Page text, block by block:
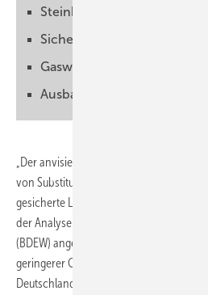
Steinkohlestrom ist kein
Sicherheitsreserve
Gaswirtschaft
Ausbau der Erneuerbaren
„Der anvisierte vorgezogene
von Substitutionen durch erneuerbare
gesicherte Leistung weiterhin möglich.“
der Analyse des Bundesverbandes der
(BDEW) angesichts der Ukrainekrise und
geringerer Gaslieferungen aus Russland.
Deutschland die Hälfte seines Gases aus